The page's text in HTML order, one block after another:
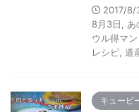
2017/8/
8月3日
あ
ウル得マ
レシピ 道
キューピ